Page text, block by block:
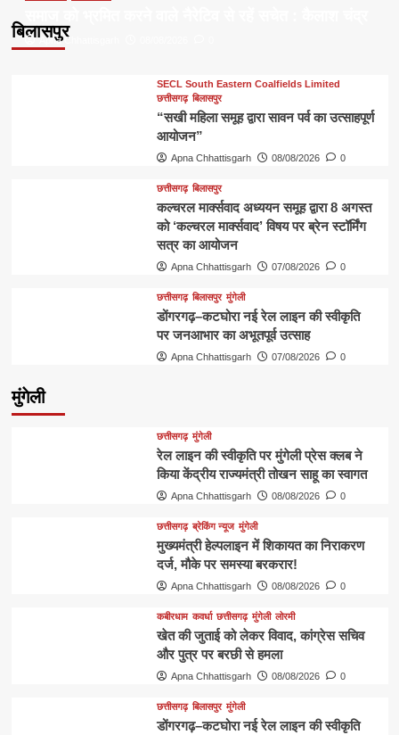
बिलासपुरApna Chhattisgarh
SECL South Eastern Coalfields Limited
छत्तीसगढ़ बिलासपुर
“सखी महिला समूह द्वारा सावन पर्व का उत्साहपूर्ण
आयोजन”
Apna Chhattisgarh 08/08/2026 0
छत्तीसगढ़ बिलासपुर
कल्चरल मार्क्सवाद अध्ययन समूह द्वारा 8 अगस्त
को ‘कल्चरल मार्क्सवाद’ विषय पर ब्रेन स्टॉर्मिंग
सत्र का आयोजन
Apna Chhattisgarh 07/08/2026 0
छत्तीसगढ़ बिलासपुर मुंगेली
डोंगरगढ़–कटघोरा नई रेल लाइन की स्वीकृति
पर जनआभार का अभूतपूर्व उत्साह
Apna Chhattisgarh 07/08/2026 0
मुंगेली
छत्तीसगढ़ मुंगेली
रेल लाइन की स्वीकृति पर मुंगेली प्रेस क्लब ने
किया केंद्रीय राज्यमंत्री तोखन साहू का स्वागत
Apna Chhattisgarh 08/08/2026 0
छत्तीसगढ़ ब्रेकिंग न्यूज मुंगेली
मुख्यमंत्री हेल्पलाइन में शिकायत का निराकरण
दर्ज, मौके पर समस्या बरकरार!
Apna Chhattisgarh 08/08/2026 0
कबीरधाम कवर्धा छत्तीसगढ़ मुंगेली लोरमी
खेत की जुताई को लेकर विवाद, कांग्रेस सचिव
और पुत्र पर बरछी से हमला
Apna Chhattisgarh 08/08/2026 0
छत्तीसगढ़ बिलासपुर मुंगेली
डोंगरगढ़–कटघोरा नई रेल लाइन की स्वीकृति